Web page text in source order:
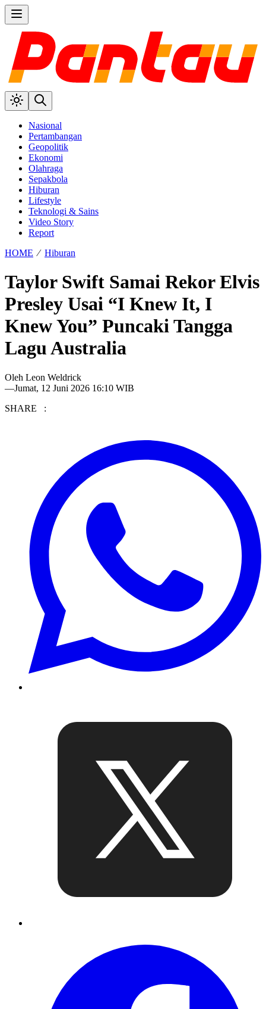
Nasional
Pertambangan
Geopolitik
Ekonomi
Olahraga
Sepakbola
Hiburan
Lifestyle
Teknologi & Sains
Video Story
Report
HOME ⁄ Hiburan
Taylor Swift Samai Rekor Elvis
Presley Usai “I Knew It, I
Knew You” Puncaki Tangga
Lagu Australia
Oleh Leon Weldrick
—Jumat, 12 Juni 2026 16:10 WIB
SHARE :